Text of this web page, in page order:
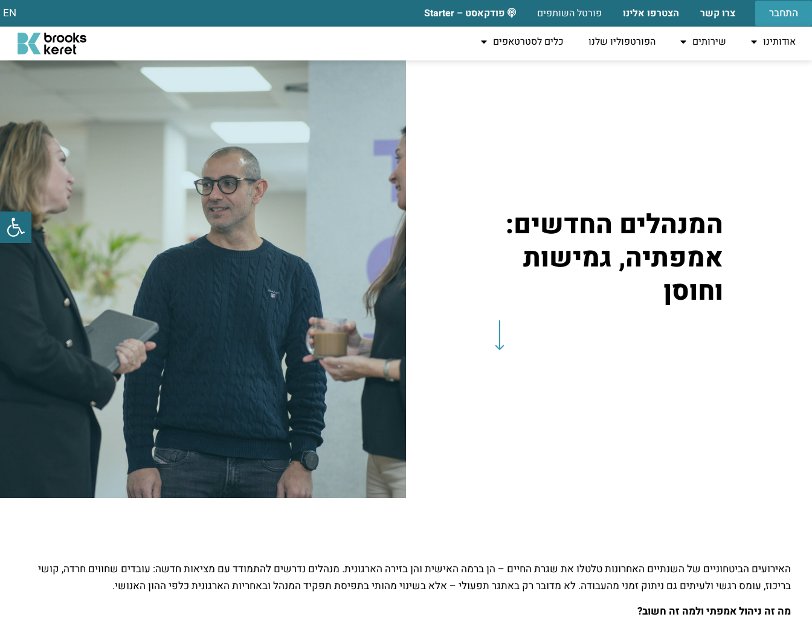
התחבר צרו קשר הצטרפו אלינו פורטל השותפים פודקאסט – Starter EN
אודותינו שירותים הפורטפוליו שלנו כלים לסטרטאפים
המנהלים החדשים:
אמפתיה, גמישות
וחוסן
האירועים הביטחוניים של השנתיים האחרונות טלטלו את שגרת החיים – הן ברמה האישית והן בזירה הארגונית. מנהלים נדרשים להתמודד עם מציאות חדשה: עובדים שחווים חרדה, קושי
בריכוז, עומס רגשי ולעיתים גם ניתוק זמני מהעבודה. לא מדובר רק באתגר תפעולי – אלא בשינוי מהותי בתפיסת תפקיד המנהל ובאחריות הארגונית כלפי ההון האנושי.
מה זה ניהול אמפתי ולמה זה חשוב?